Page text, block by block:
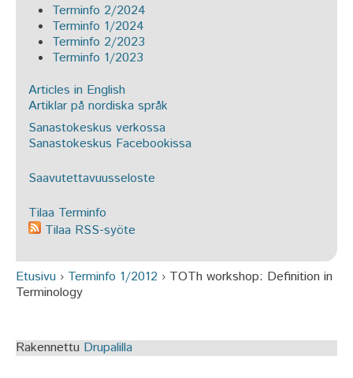
Terminfo 2/2024
Terminfo 1/2024
Terminfo 2/2023
Terminfo 1/2023
Articles in English
Artiklar på nordiska språk
Sanastokeskus verkossa
Sanastokeskus Facebookissa
Saavutettavuusseloste
Tilaa Terminfo
Tilaa RSS-syöte
Olet täällä
Etusivu › Terminfo 1/2012 › TOTh workshop: Definition in
Terminology
Rakennettu Drupalilla